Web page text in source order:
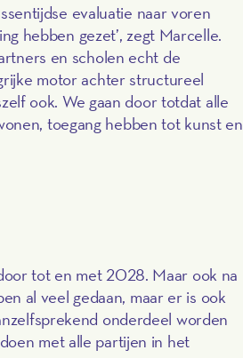
evaluatie naar voren
hebben gezet’, zegt Marcelle.
en scholen echt de
motor achter structureel
ook. We gaan door totdat alle
toegang hebben tot kunst en
tot en met 2028. Maar ook na
al veel gedaan, maar er is ook
onderdeel worden
met alle partijen in het